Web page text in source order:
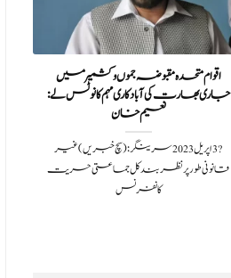
اقوام متحدہ مقبوضہ جموں وکشمیرمیں
جاری بھارت کی آبادکاری مہم کا نوٹس لے:
نعیم خان
?️ 3 اپریل 2023سرینگر: (سچ خبریں) غیر
قانونی طور پر نظربند کل جماعتی حریت
کانفرنس